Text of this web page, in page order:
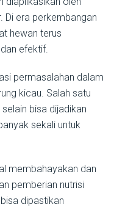
Di era perkembangan
hewan terus
efektif.
permasalahan dalam
kicau. Salah satu
bisa dijadikan
sekali untuk
membahayakan dan
pemberian nutrisi
dipastikan